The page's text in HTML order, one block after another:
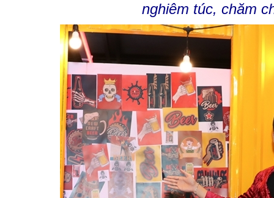
nghiêm túc, chăm